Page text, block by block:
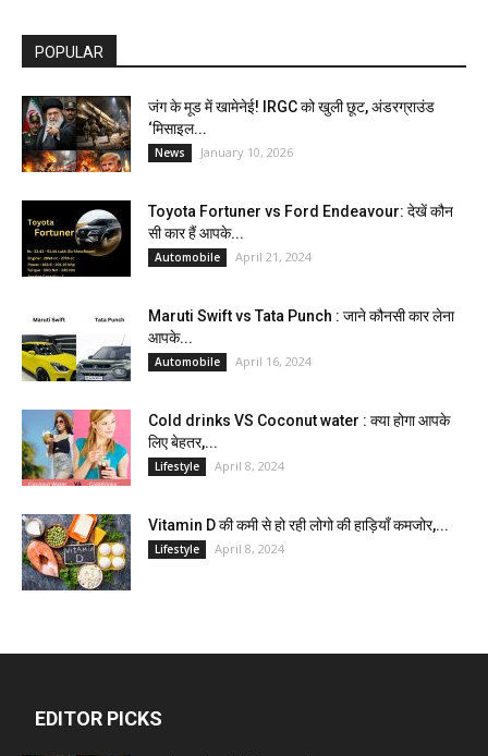
POPULAR
जंग के मूड में खामेनेई! IRGC को खुली छूट, अंडरग्राउंड
‘मिसाइल...
News January 10, 2026
Toyota Fortuner vs Ford Endeavour: देखें कौन
सी कार हैं आपके...
Automobile April 21, 2024
Maruti Swift vs Tata Punch : जाने कौनसी कार लेना
आपके...
Automobile April 16, 2024
Cold drinks VS Coconut water : क्या होगा आपके
लिए बेहतर,...
Lifestyle April 8, 2024
Vitamin D की कमी से हो रही लोगो की हाड़ियाँ कमजोर,...
Lifestyle April 8, 2024
EDITOR PICKS